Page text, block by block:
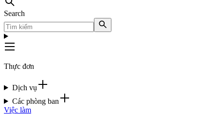
Search
Thực đơn
Dịch vụ
Các phòng ban
Việc làm